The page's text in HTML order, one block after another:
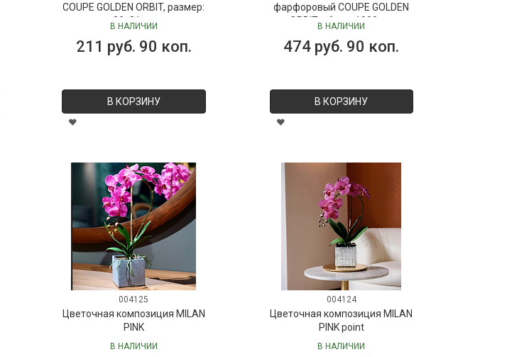
COUPE GOLDEN ORBIT, размер:
30х21 см
В НАЛИЧИИ
211 руб. 90 коп.
В КОРЗИНУ
фарфоровый COUPE GOLDEN
ORBIT, объем 1000 мл
В НАЛИЧИИ
474 руб. 90 коп.
В КОРЗИНУ
004125
Цветочная композиция MILAN
PINK
В НАЛИЧИИ
004124
Цветочная композиция MILAN
PINK point
В НАЛИЧИИ